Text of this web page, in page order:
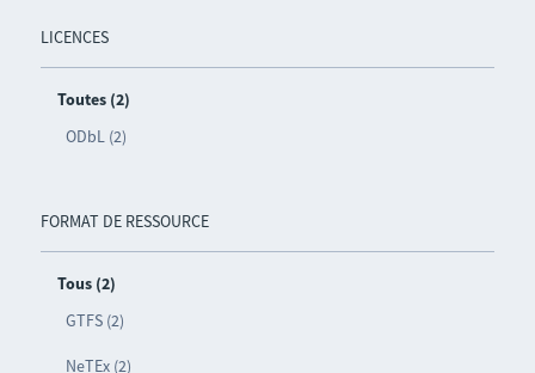
LICENCES
Toutes (2)
ODbL (2)
FORMAT DE RESSOURCE
Tous (2)
GTFS (2)
NeTEx (2)